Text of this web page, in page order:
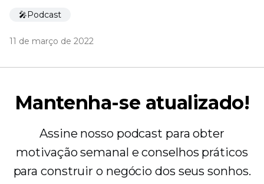
🎤Podcast
11 de março de 2022
Mantenha-se atualizado!
Assine nosso podcast para obter
motivação semanal e conselhos práticos
para construir o negócio dos seus sonhos.